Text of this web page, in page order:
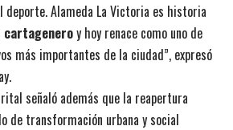
deporte. Alameda La Victoria es historia
cartageneroy hoy renace como uno de
más importantes de la ciudad”, expresó
señaló además que la reapertura
de transformación urbana y social